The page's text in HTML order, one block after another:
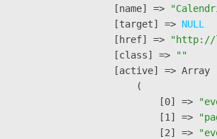
            [name] =>
            [target] =>
NULL
            [href] =>
"http://
            [class] =>
""
            [active] => Array
                (
                    [0] =>
                    [1] =>
                    [2] =>